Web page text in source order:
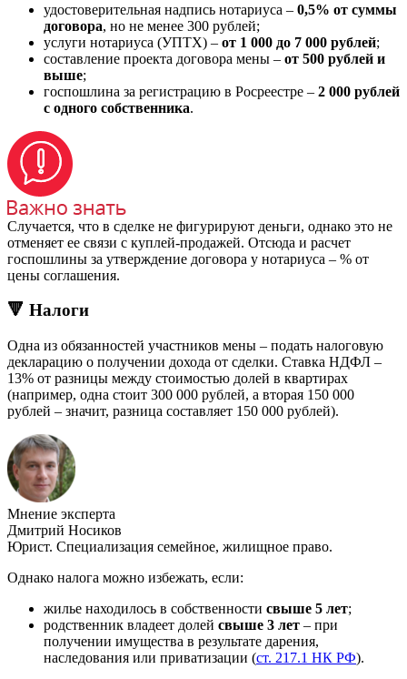
удостоверительная надпись нотариуса – 0,5% от суммы
договора, но не менее 300 рублей;
услуги нотариуса (УПТХ) – от 1 000 до 7 000 рублей;
составление проекта договора мены – от 500 рублей и
выше;
госпошлина за регистрацию в Росреестре – 2 000 рублей
с одного собственника.
Случается, что в сделке не фигурируют деньги, однако это не
отменяет ее связи с куплей-продажей. Отсюда и расчет
госпошлины за утверждение договора у нотариуса – % от
цены соглашения.
🔻 Налоги
Одна из обязанностей участников мены – подать налоговую
декларацию о получении дохода от сделки. Ставка НДФЛ –
13% от разницы между стоимостью долей в квартирах
(например, одна стоит 300 000 рублей, а вторая 150 000
рублей – значит, разница составляет 150 000 рублей).
Мнение эксперта
Дмитрий Носиков
Юрист. Специализация семейное, жилищное право.
Однако налога можно избежать, если:
жилье находилось в собственности свыше 5 лет;
родственник владеет долей свыше 3 лет – при
получении имущества в результате дарения,
наследования или приватизации (ст. 217.1 НК РФ).